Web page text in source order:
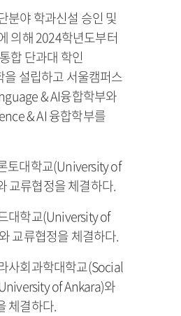
분야 학과신설 승인 및
의해 2024학년도부터
합 단과대 학인
을 설립하고 서울캠퍼스
& AI융합학부와
& AI 융합학부를
토대학교(University of
교류협정을 체결하다.
대학교(University of
교류협정을 체결하다.
사회과학대학교(Social
of Ankara)와
체결하다.